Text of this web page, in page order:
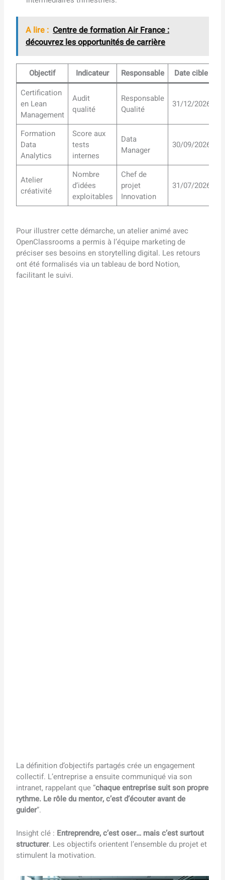
A lire : Centre de formation Air France :
découvrez les opportunités de carrière
Objectif Indicateur Responsable
Date cible
Certification
en Lean
Management
Audit
qualité
Responsable
Qualité
31/12/2026
Formation
Data
Analytics
Score aux
tests
internes
Data
Manager
30/09/2026
Atelier
créativité
Nombre
d’idées
exploitables
Chef de
projet
Innovation
31/07/2026
Pour illustrer cette démarche, un atelier animé avec
OpenClassrooms a permis à l’équipe marketing de
préciser ses besoins en storytelling digital. Les retours
ont été formalisés via un tableau de bord Notion,
facilitant le suivi.
La définition d’objectifs partagés crée un engagement
collectif. L’entreprise a ensuite communiqué via son
intranet, rappelant que “chaque entreprise suit son propre
rythme. Le rôle du mentor, c’est d’écouter avant de
guider”.
Insight clé : Entreprendre, c’est oser… mais c’est surtout
structurer. Les objectifs orientent l’ensemble du projet et
stimulent la motivation.